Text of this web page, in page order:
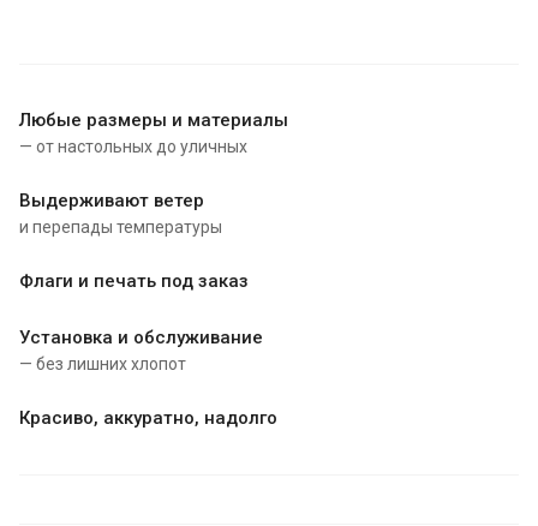
Любые размеры и материалы
— от настольных до уличных
Выдерживают ветер
и перепады температуры
Флаги и печать под заказ
Установка и обслуживание
— без лишних хлопот
Красиво, аккуратно, надолго